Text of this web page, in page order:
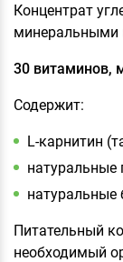
Концентрат
минеральными
30 витаминов,
Содержит:
L-карнитин
натуральные
Питательный
необходимый